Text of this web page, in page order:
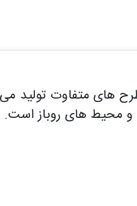
های متفاوت تولید
و محیط های روباز است.